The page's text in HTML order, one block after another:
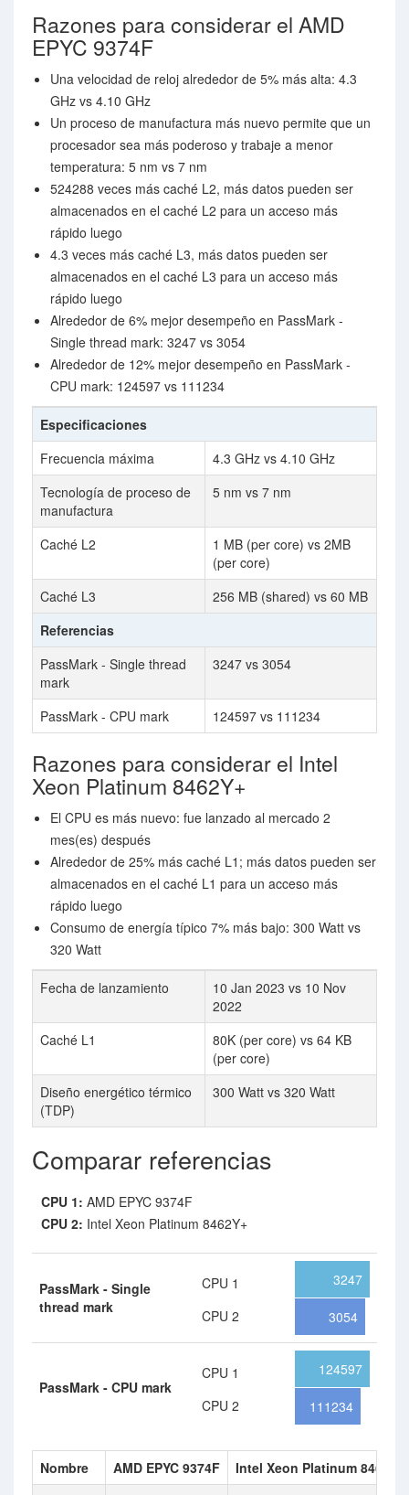
Razones para considerar el AMD
EPYC 9374F
Una velocidad de reloj alrededor de 5% más alta: 4.3
GHz vs 4.10 GHz
Un proceso de manufactura más nuevo permite que un
procesador sea más poderoso y trabaje a menor
temperatura: 5 nm vs 7 nm
524288 veces más caché L2, más datos pueden ser
almacenados en el caché L2 para un acceso más
rápido luego
4.3 veces más caché L3, más datos pueden ser
almacenados en el caché L3 para un acceso más
rápido luego
Alrededor de 6% mejor desempeño en PassMark -
Single thread mark: 3247 vs 3054
Alrededor de 12% mejor desempeño en PassMark -
CPU mark: 124597 vs 111234
Especificaciones
Frecuencia máxima
4.3 GHz vs 4.10 GHz
Tecnología de proceso de
manufactura
5 nm vs 7 nm
Caché L2
1 MB (per core) vs 2MB
(per core)
Caché L3
256 MB (shared) vs 60 MB
Referencias
PassMark - Single thread
mark
3247 vs 3054
PassMark - CPU mark 124597 vs 111234
Razones para considerar el Intel
Xeon Platinum 8462Y+
El CPU es más nuevo: fue lanzado al mercado 2
mes(es) después
Alrededor de 25% más caché L1; más datos pueden ser
almacenados en el caché L1 para un acceso más
rápido luego
Consumo de energía típico 7% más bajo: 300 Watt vs
320 Watt
Fecha de lanzamiento
10 Jan 2023 vs 10 Nov
2022
Caché L1
80K (per core) vs 64 KB
(per core)
Diseño energético térmico
(TDP)
300 Watt vs 320 Watt
Comparar referencias
CPU 1: AMD EPYC 9374F
CPU 2: Intel Xeon Platinum 8462Y+
PassMark - Single
thread mark
CPU 1
CPU 2
3247
3054
PassMark - CPU mark
CPU 1
CPU 2
124597
111234
Nombre AMD EPYC 9374F
Intel Xeon Platinum 8462Y+